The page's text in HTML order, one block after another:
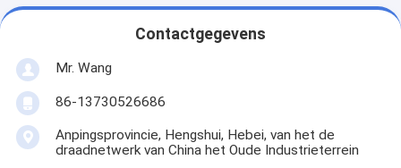
Contactgegevens
Mr. Wang
86-13730526686
Anpingsprovincie, Hengshui, Hebei, van het de
draadnetwerk van China het Oude Industrieterrein